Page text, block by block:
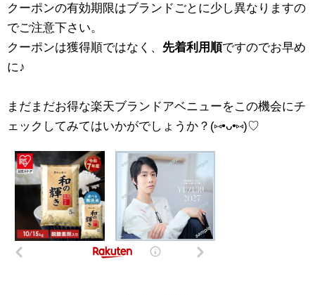
クーポンの有効期限はブランドごとに少し異なりますの
でご注意下さい。
クーポンは獲得順ではなく、 先着利用順ですのでお早め
に♪
まだまだお得な楽天ブランドアベニューをこの機会にチ
ェックしてみてはいかがでしょうか？(⑅•ᴗ•⑅)♡